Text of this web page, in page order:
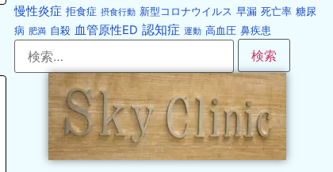
慢性炎症 拒食症 摂食行動 新型コロナウイルス 早漏 死亡率 糖尿
病 肥満 自殺 血管原性ED 認知症 運動 高血圧 鼻疾患